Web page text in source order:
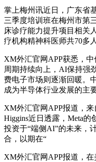
掌上梅州讯近日，广东省
三季度培训班在梅州市第
床诊疗能力提升项目相关
疗机构精神科医师共70多
XM外汇官网APP获悉，
周期持续向上，AI保持强
费电子市场则逐渐回暖。
成为半导体行业发展的主
XM外汇官网APP报道，
Higgins近日透露，Meta的
投资于“端侧AI”的未来，
合，以期在“
XM外汇官网APP报道，